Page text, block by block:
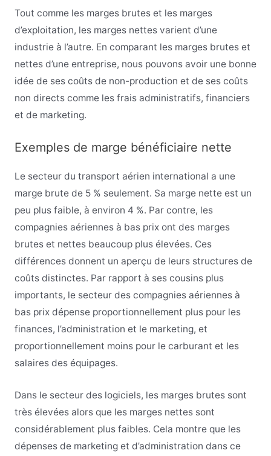
Tout comme les marges brutes et les marges
d’exploitation, les marges nettes varient d’une
industrie à l’autre. En comparant les marges brutes et
nettes d’une entreprise, nous pouvons avoir une bonne
idée de ses coûts de non-production et de ses coûts
non directs comme les frais administratifs, financiers
et de marketing.
Exemples de marge bénéficiaire nette
Le secteur du transport aérien international a une
marge brute de 5 % seulement. Sa marge nette est un
peu plus faible, à environ 4 %. Par contre, les
compagnies aériennes à bas prix ont des marges
brutes et nettes beaucoup plus élevées. Ces
différences donnent un aperçu de leurs structures de
coûts distinctes. Par rapport à ses cousins plus
importants, le secteur des compagnies aériennes à
bas prix dépense proportionnellement plus pour les
finances, l’administration et le marketing, et
proportionnellement moins pour le carburant et les
salaires des équipages.
Dans le secteur des logiciels, les marges brutes sont
très élevées alors que les marges nettes sont
considérablement plus faibles. Cela montre que les
dépenses de marketing et d’administration dans ce